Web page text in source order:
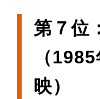
第７位
（
映）